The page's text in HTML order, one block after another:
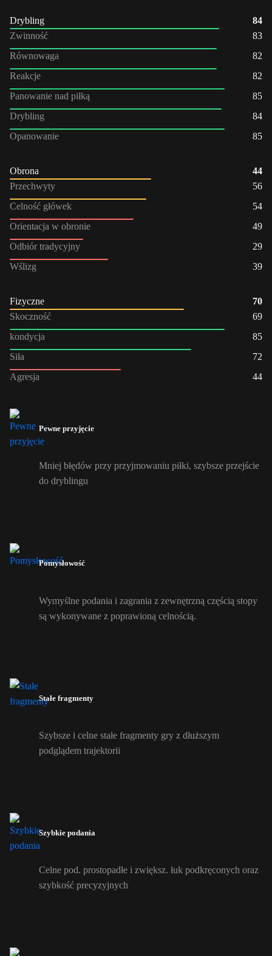
Drybling
84
Zwinność
83
Równowaga
82
Reakcje
82
Panowanie nad piłką
85
Drybling
84
Opanowanie
85
Obrona
44
Przechwyty
56
Celność główek
54
Orientacja w obronie
49
Odbiór tradycyjny
29
Wślizg
39
Fizyczne
70
Skoczność
69
kondycja
85
Siła
72
Agresja
44
Pewne przyjęcie
Mniej błędów przy przyjmowaniu piłki, szybsze przejście
do dryblingu
Pomysłowość
Wymyślne podania i zagrania z zewnętrzną częścią stopy
są wykonywane z poprawioną celnością.
Stałe fragmenty
Szybsze i celne stałe fragmenty gry z dłuższym
podglądem trajektorii
Szybkie podania
Celne pod. prostopadłe i zwiększ. łuk podkręconych oraz
szybkość precyzyjnych